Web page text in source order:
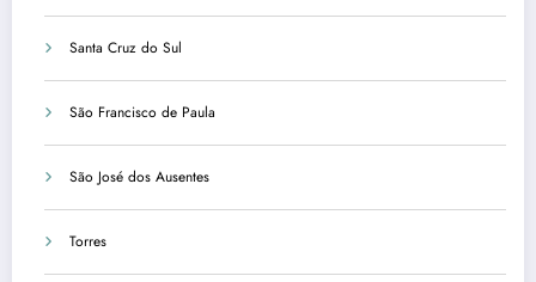
Santa Cruz do Sul
São Francisco de Paula
São José dos Ausentes
Torres